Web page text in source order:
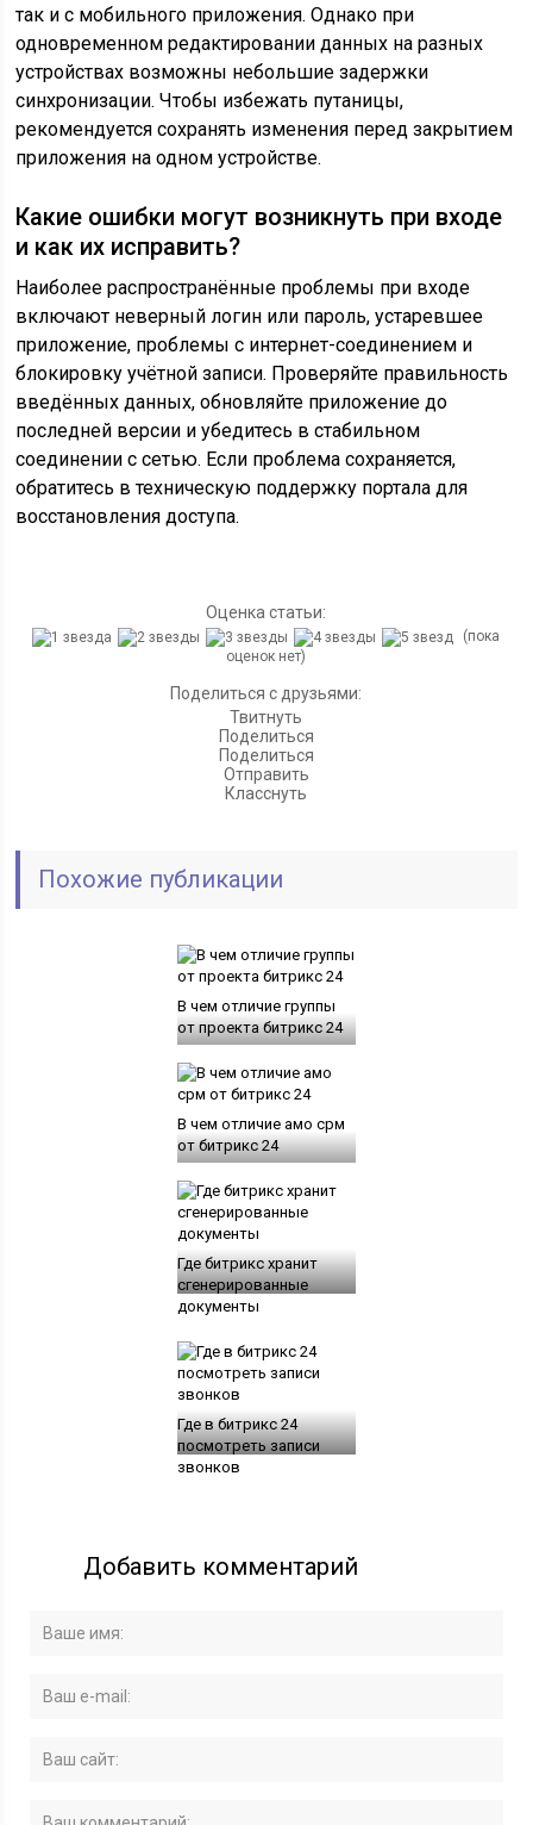
так и с мобильного приложения. Однако при
одновременном редактировании данных на разных
устройствах возможны небольшие задержки
синхронизации. Чтобы избежать путаницы,
рекомендуется сохранять изменения перед закрытием
приложения на одном устройстве.
Какие ошибки могут возникнуть при входе
и как их исправить?
Наиболее распространённые проблемы при входе
включают неверный логин или пароль, устаревшее
приложение, проблемы с интернет-соединением и
блокировку учётной записи. Проверяйте правильность
введённых данных, обновляйте приложение до
последней версии и убедитесь в стабильном
соединении с сетью. Если проблема сохраняется,
обратитесь в техническую поддержку портала для
восстановления доступа.
Оценка статьи:
(пока
оценок нет)
Поделиться с друзьями:
Твитнуть
Поделиться
Поделиться
Отправить
Класснуть
Похожие публикации
В чем отличие группы
от проекта битрикс 24
В чем отличие амо срм
от битрикс 24
Где битрикс хранит
сгенерированные
документы
Где в битрикс 24
посмотреть записи
звонков
Добавить комментарий